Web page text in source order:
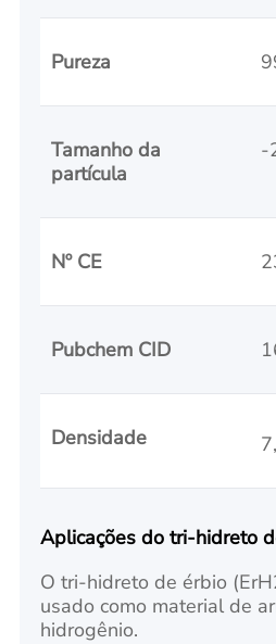
Pureza
Tamanho da
partícula
-
Nº CE
Pubchem CID
Densidade 7,
Aplicações do tri-hidreto
O tri-hidreto de érbio
usado como material de
hidrogênio.